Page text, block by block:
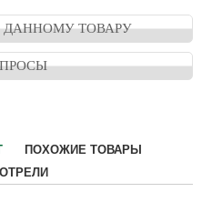
ДАННОМУ ТОВАРУ
ПОХОЖИЕ ТОВАРЫ